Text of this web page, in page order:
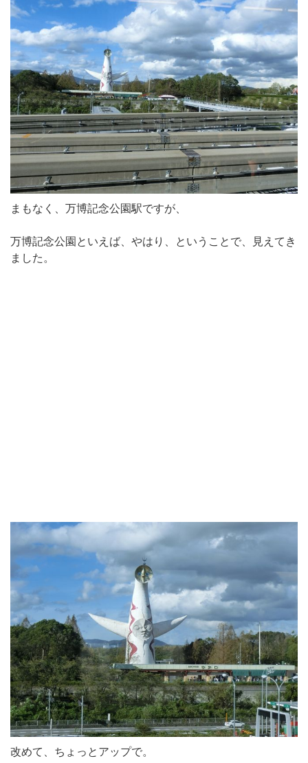
まもなく、万博記念公園駅ですが、
万博記念公園といえば、やはり、ということで、見えてき
ました。
改めて、ちょっとアップで。